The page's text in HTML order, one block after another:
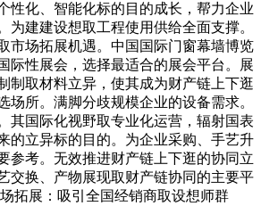
性化、智能化标的目的成长，帮力企业
为建建设想取工程使用供给全面支撑。
市场拓展机遇。中国国际门窗幕墙博览
际性展会，选择最适合的展会平台。展
制取材料立异，使其成为财产链上下逛
场所。满脚分歧规模企业的设备需求。
其国际化视野取专业化运营，辐射国表
的立异标的目的。为企业采购、手艺升
参考。无效推进财产链上下逛的协同立
交换、产物展现取财产链协同的主要平
拓展：吸引全国经销商取设想师群